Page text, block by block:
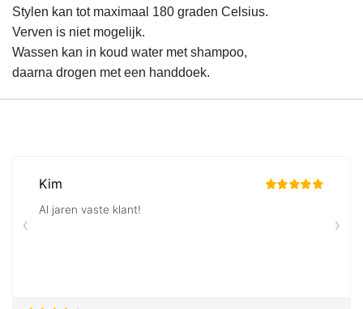
Stylen kan tot maximaal 180 graden Celsius.
Verven is niet mogelijk.
Wassen kan in koud water met shampoo,
daarna drogen met een handdoek.